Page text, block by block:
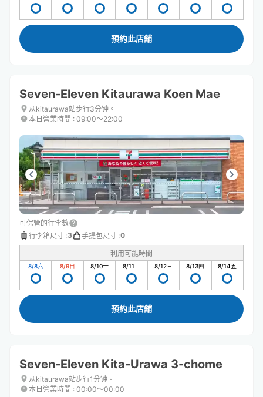
預約此店舖
Seven-Eleven Kitaurawa Koen Mae
从kitaurawa站步行3分钟。
本日營業時間 : 09:00〜22:00
可保管的行李數
行李箱尺寸 :3 手提包尺寸 :0
利用可能時間
8/8六 8/9日 8/10一 8/11二 8/12三 8/13四 8/14五
預約此店舖
Seven-Eleven Kita-Urawa 3-chome
从kitaurawa站步行1分钟。
本日營業時間 : 00:00〜00:00